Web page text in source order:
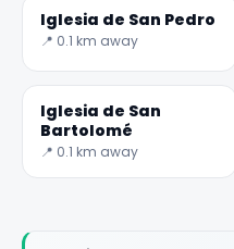
Iglesia de San Pedro
📍 0.1 km away
Iglesia de San
Bartolomé
📍 0.1 km away